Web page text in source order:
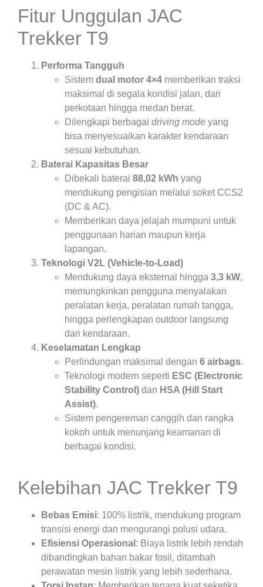
Fitur Unggulan JAC
Trekker T9
Performa Tangguh
Sistem dual motor 4×4 memberikan traksi
maksimal di segala kondisi jalan, dari
perkotaan hingga medan berat.
Dilengkapi berbagai driving mode yang
bisa menyesuaikan karakter kendaraan
sesuai kebutuhan.
Baterai Kapasitas Besar
Dibekali baterai 88,02 kWh yang
mendukung pengisian melalui soket CCS2
(DC & AC).
Memberikan daya jelajah mumpuni untuk
penggunaan harian maupun kerja
lapangan.
Teknologi V2L (Vehicle-to-Load)
Mendukung daya eksternal hingga 3,3 kW,
memungkinkan pengguna menyalakan
peralatan kerja, peralatan rumah tangga,
hingga perlengkapan outdoor langsung
dari kendaraan.
Keselamatan Lengkap
Perlindungan maksimal dengan 6 airbags.
Teknologi modern seperti ESC (Electronic
Stability Control) dan HSA (Hill Start
Assist).
Sistem pengereman canggih dan rangka
kokoh untuk menunjang keamanan di
berbagai kondisi.
Kelebihan JAC Trekker T9
Bebas Emisi: 100% listrik, mendukung program
transisi energi dan mengurangi polusi udara.
Efisiensi Operasional : Biaya listrik lebih rendah
dibandingkan bahan bakar fosil, ditambah
perawatan mesin listrik yang lebih sederhana.